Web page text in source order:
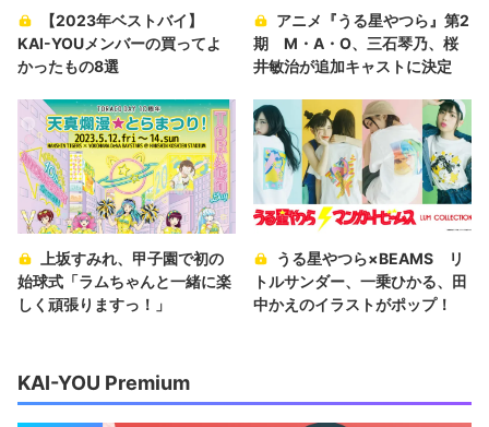
【2023年ベストバイ】
KAI-YOUメンバーの買ってよ
かったもの8選
アニメ『うる星やつら』第2
期 M・A・O、三石琴乃、桜
井敏治が追加キャストに決定
上坂すみれ、甲子園で初の
始球式「ラムちゃんと一緒に楽
しく頑張りますっ！」
うる星やつら×BEAMS リ
トルサンダー、一乗ひかる、田
中かえのイラストがポップ！
KAI-YOU Premium